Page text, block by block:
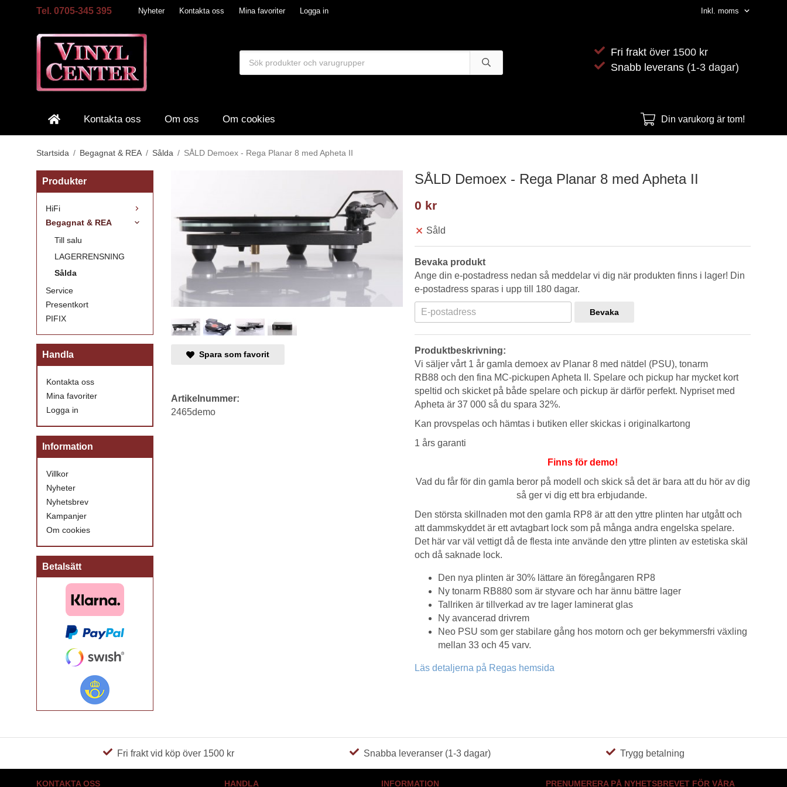
Tel. 0705-345 395 Nyheter Kontakta oss Mina favoriter Logga in
Fri frakt över 1500 kr
Snabb leverans (1-3 dagar)
Kontakta oss Om oss Om cookies Din varukorg är tom!
Startsida / Begagnat & REA / Sålda / SÅLD Demoex - Rega Planar 8 med Apheta II
Produkter
HiFi
Begagnat & REA
Till salu
LAGERRENSNING
Sålda
Service
Presentkort
PIFIX
Handla
Kontakta oss
Mina favoriter
Logga in
Information
Villkor
Nyheter
Nyhetsbrev
Kampanjer
Om cookies
Betalsätt
SÅLD Demoex - Rega Planar 8 med Apheta II
0 kr
Såld
Bevaka produkt
Ange din e-postadress nedan så meddelar vi dig när produkten finns i lager! Din
e-postadress sparas i upp till 180 dagar.
Bevaka
Produktbeskrivning:
Vi säljer vårt 1 år gamla demoex av Planar 8 med nätdel (PSU), tonarm
RB88 och den fina MC-pickupen Apheta II. Spelare och pickup har mycket kort
speltid och skicket på både spelare och pickup är därför perfekt. Nypriset med
Apheta är 37 000 så du spara 32%.
Kan provspelas och hämtas i butiken eller skickas i originalkartong
1 års garanti
Finns för demo!
Vad du får för din gamla beror på modell och skick så det är bara att du hör av dig
så ger vi dig ett bra erbjudande.
Den största skillnaden mot den gamla RP8 är att den yttre plinten har utgått och
att dammskyddet är ett avtagbart lock som på många andra engelska spelare.
Det här var väl vettigt då de flesta inte använde den yttre plinten av estetiska skäl
och då saknade lock.
Den nya plinten är 30% lättare än föregångaren RP8
Ny tonarm RB880 som är styvare och har ännu bättre lager
Tallriken är tillverkad av tre lager laminerat glas
Ny avancerad drivrem
Neo PSU som ger stabilare gång hos motorn och ger bekymmersfri växling
mellan 33 och 45 varv.
Läs detaljerna på Regas hemsida
Spara som favorit
Artikelnummer:
2465demo
Fri frakt vid köp över 1500 kr Snabba leveranser (1-3 dagar) Trygg betalning
KONTAKTA OSS HANDLA INFORMATION PRENUMERERA PÅ NYHETSBREVET FÖR VÅRA